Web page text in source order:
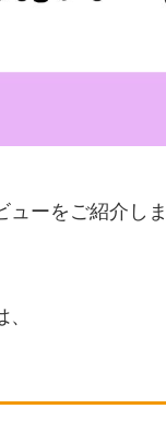
ューをご紹介し